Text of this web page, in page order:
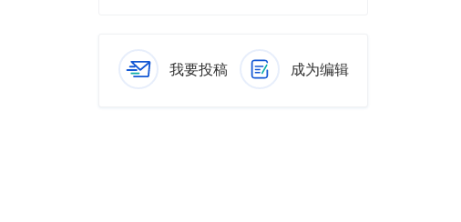
我要投稿 成为编辑